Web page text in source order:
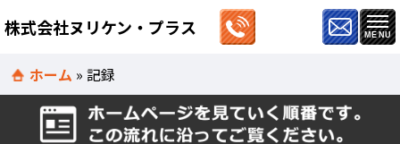
株式会社ヌリケン・プラス
ホーム »記録